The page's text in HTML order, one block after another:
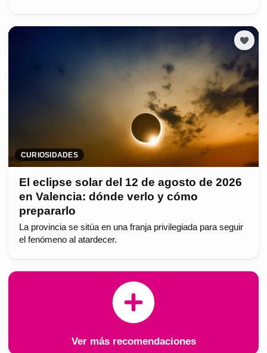
CURIOSIDADES
El eclipse solar del 12 de agosto de 2026
en Valencia: dónde verlo y cómo
prepararlo
La provincia se sitúa en una franja privilegiada para seguir
el fenómeno al atardecer.
Ver más recomendaciones